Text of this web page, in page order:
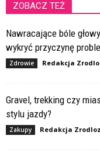
ZOBACZ TEŻ
Nawracające bóle
wykryć przyczynę
Zdrowie Redakcja
Gravel, trekking czy
stylu jazdy?
Zakupy Redakcja